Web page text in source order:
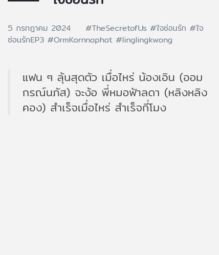
5 กรกฎาคม 2024 #TheSecretofUs #ใจซ่อนรัก #ใจ
ซ่อนรักEP3 #OrmKornnaphat #linglingkwong
แฟน ๆ ลุ้นสุดตัว เมื่อไหร่ น้องเอิน (ออม
กรณ์นภัส) จะง้อ พี่หมอฟ้าลดา (หลิงหลิง
คอง) สำเร็จเมื่อไหร่ สำเร็จกี่โมง